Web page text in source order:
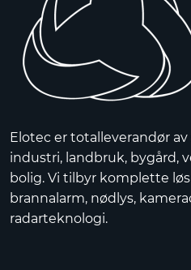
Elotec er totalleverandør
industri, landbruk, bygård,
bolig. Vi tilbyr komplette
brannalarm, nødlys,
radarteknologi.